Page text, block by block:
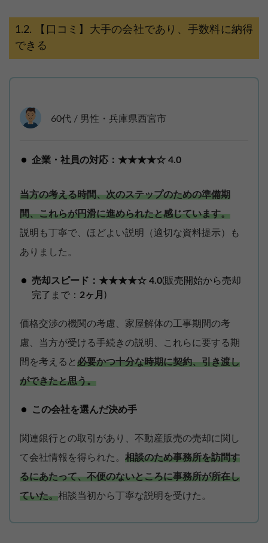
【口コミ】大手の会社であり、手数料に納得
できる
60代 / 男性・兵庫県西宮市
企業・社員の対応：★★★★☆ 4.0
当方の考える時間、次のステップのための準備期
間、これらが円滑に進められたと感じています。
説明も丁寧で、ほどよい説明（適切な資料提示）も
ありました。
売却スピード：★★★★☆ 4.0(販売開始から売却
完了まで： 2ヶ月 )
価格交渉の機関の考慮、家屋解体の工事期間の考
慮、当方が受ける手続きの説明、これらに要する期
間を考えると 必要かつ十分な時期に契約、引き渡し
ができたと思う。
この会社を選んだ決め手
関連銀行との取引があり、不動産販売の売却に関し
て会社情報を得られた。 相談のため事務所を訪問す
るにあたって、不便のないところに事務所が所在し
ていた。相談当初から丁寧な説明を受けた。